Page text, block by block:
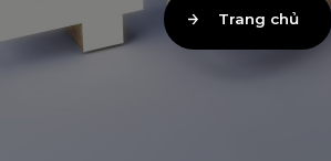
Trang chủ